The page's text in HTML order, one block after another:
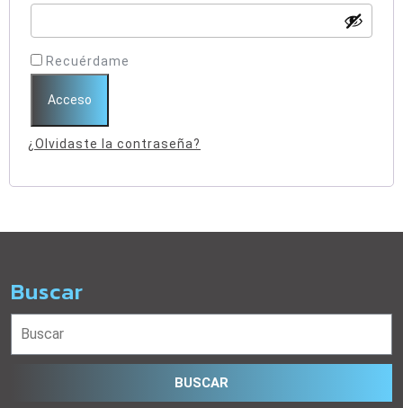
Recuérdame
Acceso
¿Olvidaste la contraseña?
Buscar